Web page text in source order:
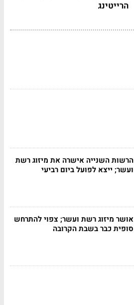
הרייטינג
הרשות השנייה אישרה את מיזוג רשת
ועשר; ייצא לפועל ביום רביעי
אושר מיזוג רשת ועשר; צפוי להתרחש
סופית כבר בשבת הקרובה